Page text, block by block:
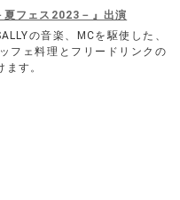
フェス2023－』出演
の音楽、MCを駆使した、
フェ料理とフリードリンクの
す。